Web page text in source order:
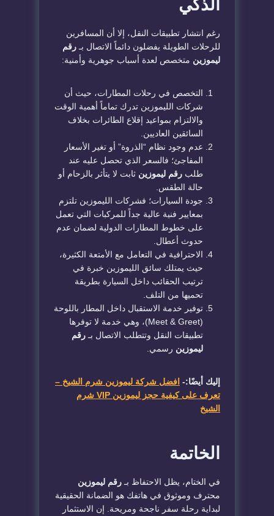
الذكي
​رغم انتشار تطبيقات النقل، إلا أن المسافرين
للرحلات الطويلة يفضلون دائماً الاتصال بـ رقم
ليموزين متخصص لعدة أسباب جوهرية وأمنية:
​التخصص في رحلات المطارات، حيث أن
شركات الليموزين تدرك تماماً أهمية الوقت
والالتزام بمواعيد إقلاع الطائرات بخلاف
السائقين العاديين.
​عدم وجود نظام “الذروة” أو تغير الأسعار
المفاجئ؛ فالسعر الذي تحصل عليه عند
طلب رقم ليموزين ثابت لا يتأثر بالزحام أو
حالة الطقس.
​جودة السيارات؛ فشركات الليموزين تلتزم
بمعايير فنية عالية جداً للمركبات التي تعمل
على خطوط المطارات الدولية لضمان عدم
حدوث أعطال.
​الاحترافية في التعامل مع الأمتعة الكثيرة،
حيث يمتلك سائق الليموزين خبرة في
ترتيب الحقائب داخل السيارة بطريقة
تحميها من التلف.
​توفير خدمة الاستقبال داخل المطار باللوحة
(Meet & Greet)، وهي خدمة لا توفرها
تطبيقات النقل وتتطلب الاتصال بـ رقم
ليموزين رسمي.
إليك أيضًا:- افضل شركة ليموزين شرم الشيخ –
تعرف على كيفية حجز ليموزين VIP شرم
الشيخ
​الخاتمة
​في الختام، يظل الاحتفاظ بـ رقم ليموزين
محترف وموثوق في هاتفك هو الضمانة الحقيقية
لبداية رحلة سفر ناجحة ومريحة. إن الاستثمار